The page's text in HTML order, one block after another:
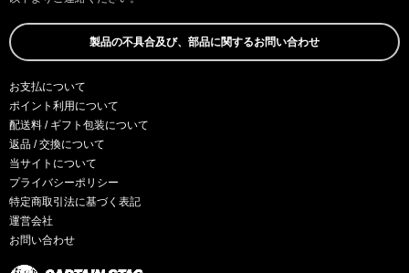
製品の不具合及び、部品に関するお問い合わせ
お支払について
ポイント利用について
配送料 / ギフト包装について
返品 / 交換について
当サイトについて
プライバシーポリシー
特定商取引法に基づく表記
運営会社
お問い合わせ